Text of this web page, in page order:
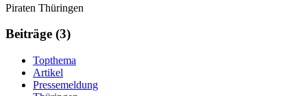
Weitere
Informationen
Navigation
Piraten Thüringen
Beiträge (3)
Topthema
Artikel
Pressemeldung